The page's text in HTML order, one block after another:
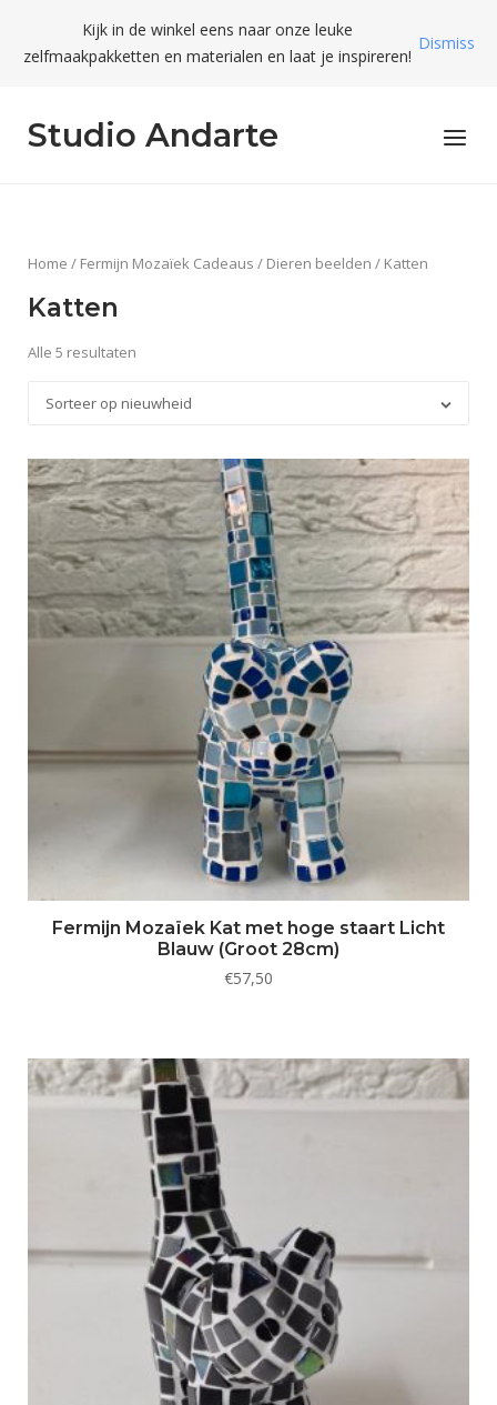
content
Kijk in de winkel eens naar onze leuke
zelfmaakpakketten en materialen en laat je inspireren!
Dismiss
Studio Andarte Menu
Home / Fermijn Mozaïek Cadeaus / Dieren beelden / Katten
Katten
Alle 5 resultaten
Sorteer op nieuwheid
Fermijn Mozaïek Kat met hoge staart Licht
Blauw (Groot 28cm)
€57,50